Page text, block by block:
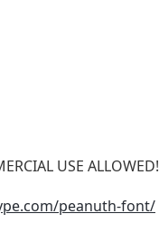
USE ALLOWED!
peanuth-font/